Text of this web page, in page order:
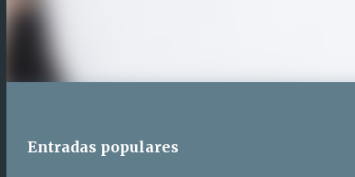
Entradas populares